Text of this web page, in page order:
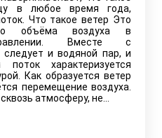
в любое время года,
Что такое ветер Это
объёма воздуха в
Вместе с
и водяной пар, и
характеризуется
Как образуется ветер
перемещение воздуха.
атмосферу, не…